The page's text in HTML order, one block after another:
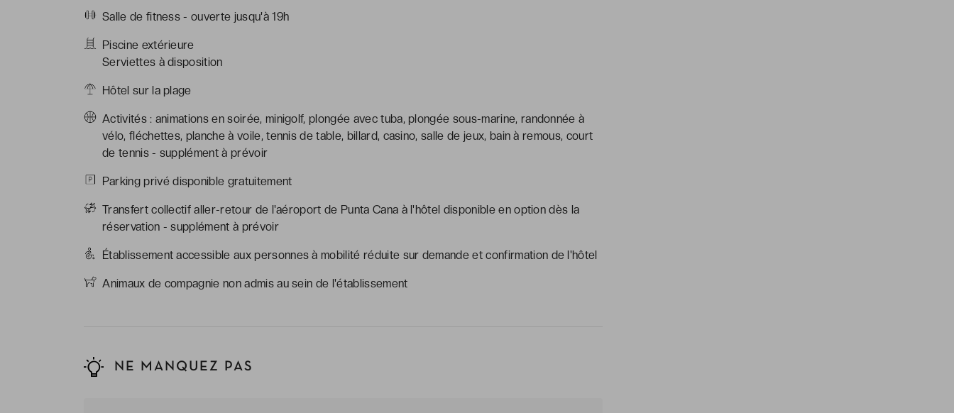
Salle de fitness - ouverte jusqu'à 19h
Piscine extérieure
Serviettes à disposition
Hôtel sur la plage
Activités : animations en soirée, minigolf, plongée avec tuba, plongée sous-marine, randonnée à
vélo, fléchettes, planche à voile, tennis de table, billard, casino, salle de jeux, bain à remous, court
de tennis - supplément à prévoir
Parking privé disponible gratuitement
Transfert collectif aller-retour de l'aéroport de Punta Cana à l'hôtel disponible en option dès la
réservation - supplément à prévoir
Établissement accessible aux personnes à mobilité réduite sur demande et confirmation de l'hôtel
Animaux de compagnie non admis au sein de l'établissement
NE MANQUEZ PAS